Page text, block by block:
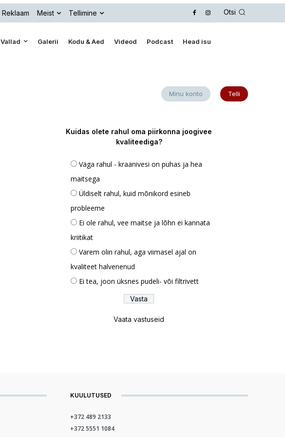
Reklaam Meist Tellimine Otsi
Vallad Galerii Kodu & Aed Videod Podcast Head isu
Minu konto Telli
Kuidas olete rahul oma piirkonna joogivee
kvaliteediga?
Väga rahul - kraanivesi on puhas ja hea
maitsega
Üldiselt rahul, kuid mõnikord esineb
probleeme
Ei ole rahul, vee maitse ja lõhn ei kannata
kriitikat
Varem olin rahul, aga viimasel ajal on
kvaliteet halvenenud
Ei tea, joon üksnes pudeli- või filtrivett
Vaata vastuseid
KUULUTUSED
+372 489 2133
+372 5551 1084